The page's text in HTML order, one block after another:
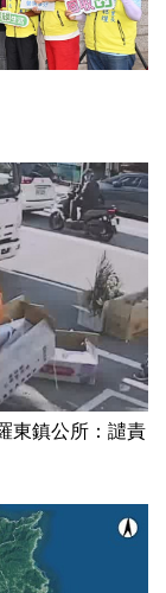
東鎮公所：譴責